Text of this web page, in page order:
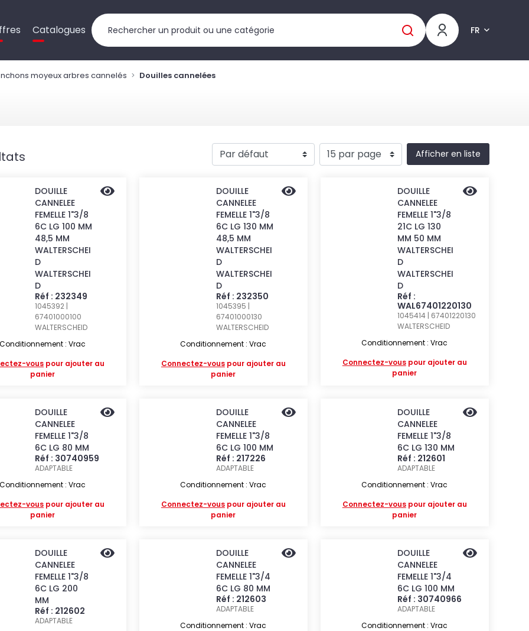
Catalogues FR
moyeux arbres cannelés Douilles cannelées
Afficher en liste
DOUILLE
CANNELEE
FEMELLE 1"3/8
6C LG 100 MM
48,5 MM
WALTERSCHEI
D
WALTERSCHEI
D
Réf : 232349
1045392 |
67401000100
WALTERSCHEID
: Vrac
vous pour ajouter au
panier
DOUILLE
CANNELEE
FEMELLE 1"3/8
6C LG 130 MM
48,5 MM
WALTERSCHEI
D
WALTERSCHEI
D
Réf : 232350
1045395 |
67401000130
WALTERSCHEID
Conditionnement : Vrac
Connectez-vouspour ajouter au
panier
DOUILLE
CANNELEE
FEMELLE 1"3/8
21C LG 130
MM 50 MM
WALTERSCHEI
D
WALTERSCHEI
D
Réf :
WAL67401220130
1045414 | 67401220130
WALTERSCHEID
Conditionnement : Vrac
Connectez-vouspour ajouter au
panier
DOUILLE
CANNELEE
FEMELLE 1"3/8
6C LG 80 MM
Réf : 30740959
ADAPTABLE
: Vrac
vous pour ajouter au
panier
DOUILLE
CANNELEE
FEMELLE 1"3/8
6C LG 100 MM
Réf : 217226
ADAPTABLE
Conditionnement : Vrac
Connectez-vouspour ajouter au
panier
DOUILLE
CANNELEE
FEMELLE 1"3/8
6C LG 130 MM
Réf : 212601
ADAPTABLE
Conditionnement : Vrac
Connectez-vouspour ajouter au
panier
DOUILLE
CANNELEE
FEMELLE 1"3/8
6C LG 200
MM
Réf : 212602
ADAPTABLE
DOUILLE
CANNELEE
FEMELLE 1"3/4
6C LG 80 MM
Réf : 212603
ADAPTABLE
Conditionnement : Vrac
DOUILLE
CANNELEE
FEMELLE 1"3/4
6C LG 100 MM
Réf : 30740966
ADAPTABLE
Conditionnement : Vrac